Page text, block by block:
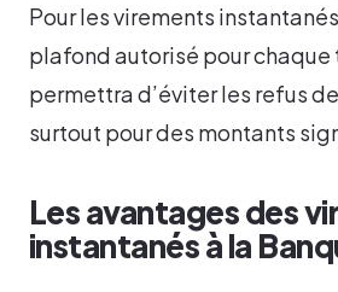
Pour les virements
plafond autorisé pour chaque
permettra d’éviter les refus
surtout pour des montants
Les avantages des
instantanés à la